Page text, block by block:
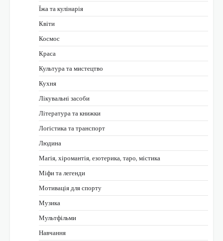
Їжа та кулінарія
Квіти
Космос
Краса
Культура та мистецтво
Кухня
Лікувальні засоби
Література та книжки
Логістика та транспорт
Людина
Магія, хіромантія, езотерика, таро, містика
Міфи та легенди
Мотивація для спорту
Музика
Мультфільми
Навчання